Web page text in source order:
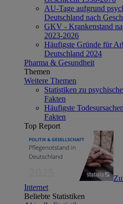
AU-Tage aufgrund
Deutschland nach
GKV - Krankenstand
2023-2026
Häufigste Gründe für
Deutschland 2024
Pharma & Gesundheit
Themen
Weitere Themen
Statistiken zu
Fakten
Häufigste
Fakten
Top Report
Internet
Beliebte Statistiken